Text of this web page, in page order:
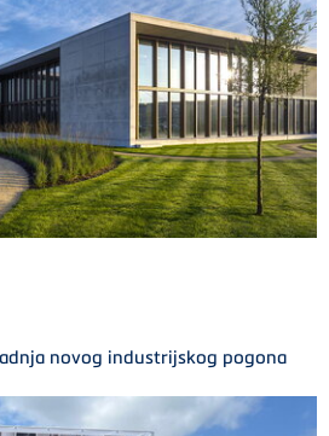
novog industrijskog pogona